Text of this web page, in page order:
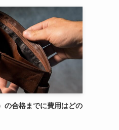
の合格までに費用はどの